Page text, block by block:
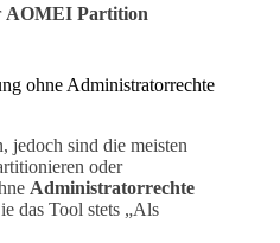
AOMEI Partition
ohne Administratorrechte
jedoch sind die meisten
oder
Administratorrechte
das Tool stets „Als